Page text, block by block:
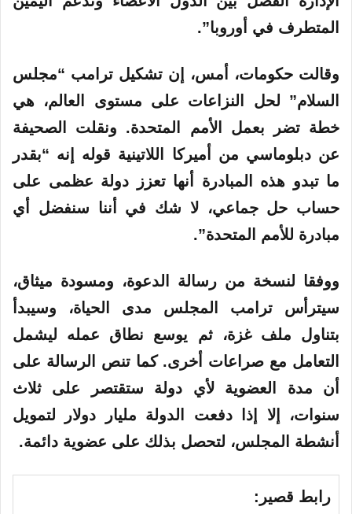
المتطرف في أوروبا”.
وقالت حكومات، أمس، إن تشكيل ترامب “مجلس
السلام” لحل النزاعات على مستوى العالم، هي
خطة تضر بعمل الأمم المتحدة. ونقلت الصحيفة
عن دبلوماسي من أميركا اللاتينية قوله إنه “بقدر
ما تبدو هذه المبادرة أنها تعزز دولة عظمى على
حساب حل جماعي، لا شك في أننا سنفضل أي
مبادرة للأمم المتحدة”.
ووفقا لنسخة من رسالة الدعوة، ومسودة ميثاق،
سيترأس ترامب المجلس مدى الحياة، وسيبدأ
بتناول ملف غزة، ثم يوسع نطاق عمله ليشمل
التعامل مع صراعات أخرى. كما تنص الرسالة على
أن مدة العضوية لأي دولة ستقتصر على ثلاث
سنوات، إلا إذا دفعت الدولة مليار دولار لتمويل
أنشطة المجلس، لتحصل بذلك على عضوية دائمة.
رابط قصير: